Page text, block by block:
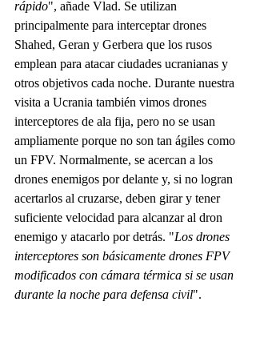
rápido", añade Vlad. Se utilizan
principalmente para interceptar drones
Shahed, Geran y Gerbera que los rusos
emplean para atacar ciudades ucranianas y
otros objetivos cada noche. Durante nuestra
visita a Ucrania también vimos drones
interceptores de ala fija, pero no se usan
ampliamente porque no son tan ágiles como
un FPV. Normalmente, se acercan a los
drones enemigos por delante y, si no logran
acertarlos al cruzarse, deben girar y tener
suficiente velocidad para alcanzar al dron
enemigo y atacarlo por detrás. "Los drones
interceptores son básicamente drones FPV
modificados con cámara térmica si se usan
durante la noche para defensa civil".